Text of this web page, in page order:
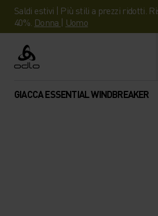
Saldi estivi | Più stili a prezzi ridotti.
40%. Donna | Uomo
Odlo
GIACCA ESSENTIAL WINDBREAKER